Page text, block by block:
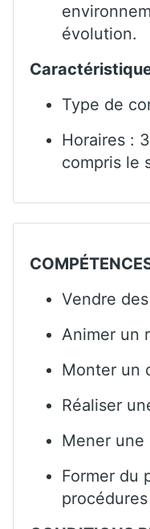
évolution.
Type de
Horaires :
compris le
Vendre
Animer un
Monter un
Réaliser
Mener une
Former du